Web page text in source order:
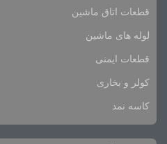
قطعات اتاق ماشین
لوله های ماشین
قطعات ایمنی
کولر و بخاری
کاسه نمد